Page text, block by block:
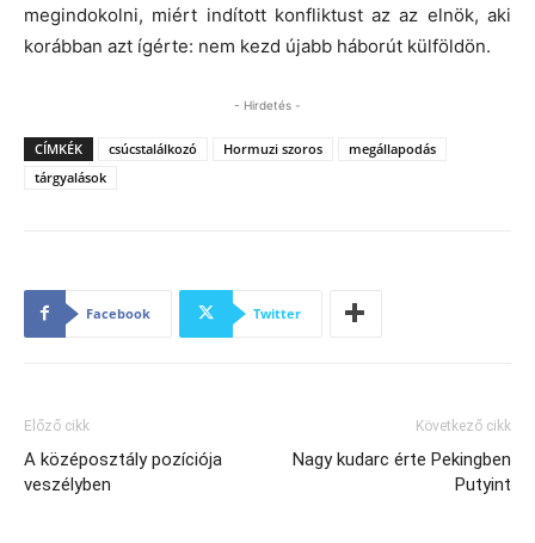
megindokolni, miért indított konfliktust az az elnök, aki
korábban azt ígérte: nem kezd újabb háborút külföldön.
- Hirdetés -
CÍMKÉK csúcstalálkozó Hormuzi szoros
megállapodás
tárgyalások
Facebook Twitter
Előző cikk
A középosztály pozíciója
veszélyben
Következő cikk
Nagy kudarc érte Pekingben
Putyint